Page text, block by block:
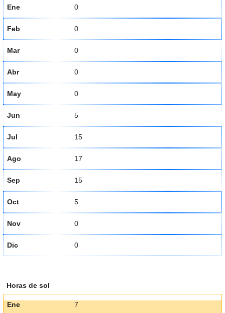
Ene 0
Feb 0
Mar 0
Abr 0
May 0
Jun 5
Jul 15
Ago 17
Sep 15
Oct 5
Nov 0
Dic 0
Horas de sol
Ene 7